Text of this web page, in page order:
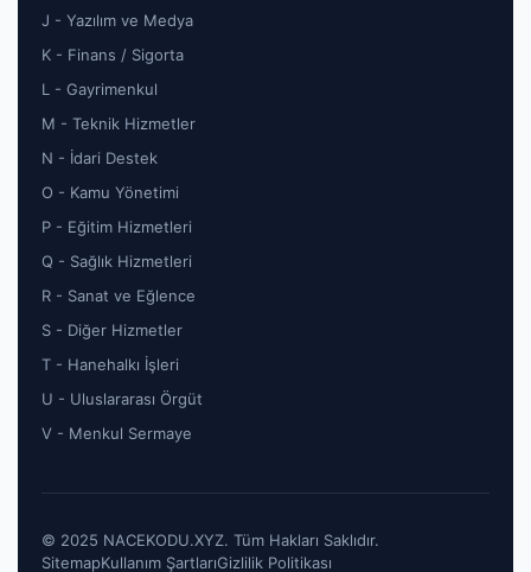
J - Yazılım ve Medya
K - Finans / Sigorta
L - Gayrimenkul
M - Teknik Hizmetler
N - İdari Destek
O - Kamu Yönetimi
P - Eğitim Hizmetleri
Q - Sağlık Hizmetleri
R - Sanat ve Eğlence
S - Diğer Hizmetler
T - Hanehalkı İşleri
U - Uluslararası Örgüt
V - Menkul Sermaye
© 2025 NACEKODU.XYZ. Tüm Hakları Saklıdır.
SitemapKullanım ŞartlarıGizlilik Politikası